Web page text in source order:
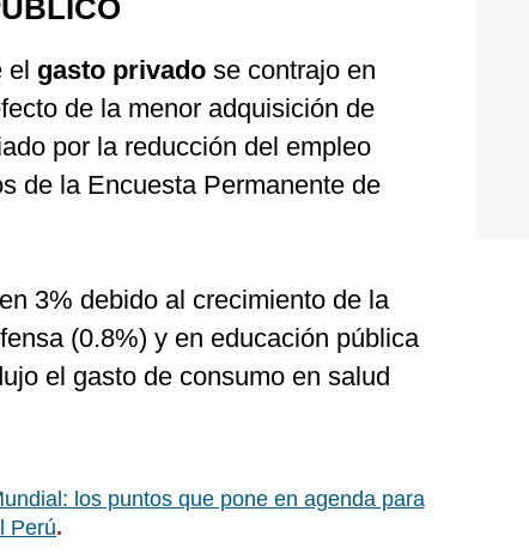
el gasto privado se contrajo en
de la menor adquisición de
por la reducción del empleo
de la Encuesta Permanente de
3% debido al crecimiento de la
(0.8%) y en educación pública
el gasto de consumo en salud
los puntos que pone en agenda para
Perú.